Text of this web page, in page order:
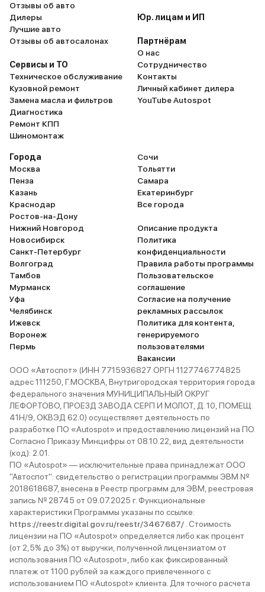
Отзывы об авто
Дилеры
Лучшие авто
Отзывы об автосалонах
Сервисы и ТО
Техническое обслуживание
Кузовной ремонт
Замена масла и фильтров
Диагностика
Ремонт КПП
Шиномонтаж
Юр. лицам и ИП
Партнёрам
О нас
Сотрудничество
Контакты
Личный кабинет дилера
YouTube Autospot
Города
Москва
Пенза
Казань
Краснодар
Ростов-на-Дону
Нижний Новгород
Новосибирск
Санкт-Петербург
Волгоград
Тамбов
Мурманск
Уфа
Челябинск
Ижевск
Воронеж
Пермь
Сочи
Тольятти
Самара
Екатеринбург
Все города
Описание продукта
Политика
конфиденциальности
Правила работы программы
Пользовательское
соглашение
Согласие на получение
рекламных рассылок
Политика для контента,
генерируемого
пользователями
Вакансии
ООО «Автоспот» (ИНН 7715936827 ОРГН 1127746774825
адрес 111250, Г.МОСКВА, Внутригородская территория города
федерального значения МУНИЦИПАЛЬНЫЙ ОКРУГ
ЛЕФОРТОВО, ПРОЕЗД ЗАВОДА СЕРП И МОЛОТ, Д. 10, ПОМЕЩ.
41Н/9, ОКВЭД 62.0) осуществляет деятельность по
разработке ПО «Autospot» и предоставлению лицензий на ПО.
Согласно Приказу Минцифры от 08.10.22, вид деятельности
(код): 2.01.
ПО «Autospot» — исключительные права принадлежат ООО
"Автоспот": свидетельство о регистрации программы ЭВМ №
2018618687, внесена в Реестр программ для ЭВМ, реестровая
запись № 28745 от 09.07.2025 г. Функциональные
характеристики Программы указаны по ссылке:
https://reestr.digital.gov.ru/reestr/3467687/ . Стоимость
лицензии на ПО «Autospot» определяется либо как процент
(от 2,5% до 3%) от выручки, полученной лицензиатом от
использования ПО «Autospot», либо как фиксированный
платеж от 1100 рублей за каждого привлеченного с
использованием ПО «Autospot» клиента. Для точного расчета